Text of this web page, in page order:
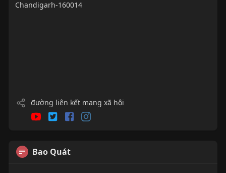
Chandigarh-160014
đường liên kết mạng xã hội
Bao Quát